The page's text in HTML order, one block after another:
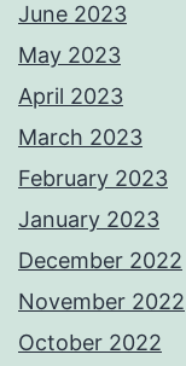
June 2023
May 2023
April 2023
March 2023
February 2023
January 2023
December 2022
November 2022
October 2022